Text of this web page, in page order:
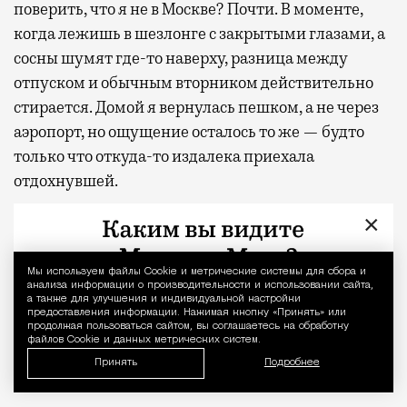
Уведомление
Мы используем файлы Сookie и метрические системы для сбора и
анализа информации о производительности и использовании сайта,
а также для улучшения и индивидуальной настройки
предоставления информации. Нажимая кнопку «Принять» или
продолжая пользоваться сайтом, вы соглашаетесь на обработку
файлов Cookie и данных метрических систем.
Принять Подробнее
поверить, что я не в Москве? Почти. В моменте,
когда лежишь в шезлонге с закрытыми глазами, а
сосны шумят где-то наверху, разница между
отпуском и обычным вторником действительно
стирается. Домой я вернулась пешком, а не через
аэропорт, но ощущение осталось то же — будто
только что откуда-то издалека приехала
отдохнувшей.
С проектной декларацией можно ознакомиться по
ссылке.
Фото:пресс-служба девелоперской компании
«Новая Эра» и пресс-служба АНО «Развитие
парков»
Отпуск в этом году у меня кочует: сначала
Реклама
×